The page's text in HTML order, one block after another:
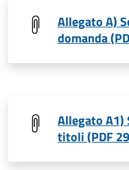
Allegato A)
domanda
Allegato A1)
titoli (PDF